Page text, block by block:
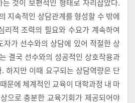
것이 보편적인 형태로 자리잡았다.
지속적인 상담관계를 형성할 수 밖에
리적 조력의 필요와 수요가 계속하여
자가 선수와의 상담에 있어 적절한 상
결국 선수와의 성공적인 상호작용과
하지만 이때 요구되는 상담역량은 단
문에 체계적인 교육이 대학과정 내 마
으로 충분한 교육기회가 제공되어야